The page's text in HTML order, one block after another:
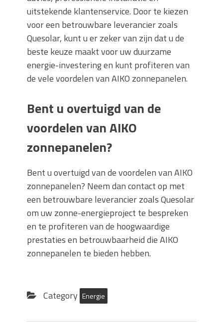
uitstekende klantenservice. Door te kiezen
voor een betrouwbare leverancier zoals
Quesolar, kunt u er zeker van zijn dat u de
beste keuze maakt voor uw duurzame
energie-investering en kunt profiteren van
de vele voordelen van AIKO zonnepanelen.
Bent u overtuigd van de
voordelen van AIKO
zonnepanelen?
Bent u overtuigd van de voordelen van AIKO
zonnepanelen? Neem dan contact op met
een betrouwbare leverancier zoals Quesolar
om uw zonne-energieproject te bespreken
en te profiteren van de hoogwaardige
prestaties en betrouwbaarheid die AIKO
zonnepanelen te bieden hebben.
Category Energie